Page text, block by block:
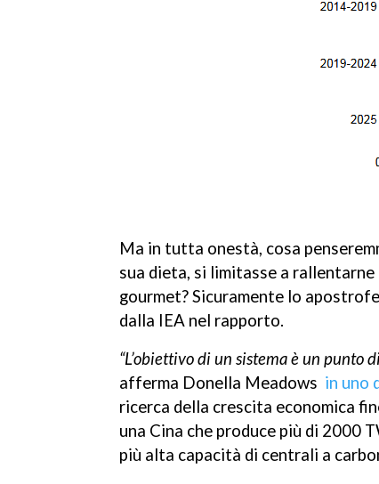
Gmail
Ma in tutta onestà, cosa
sua dieta, si limitasse a
gourmet? Sicuramente lo
dalla IEA nel rapporto.
“L’obiettivo di un sistema è un punto
afferma Donella Meadows in uno
ricerca della crescita economica
una Cina che produce più di 2000
più alta capacità di centrali a